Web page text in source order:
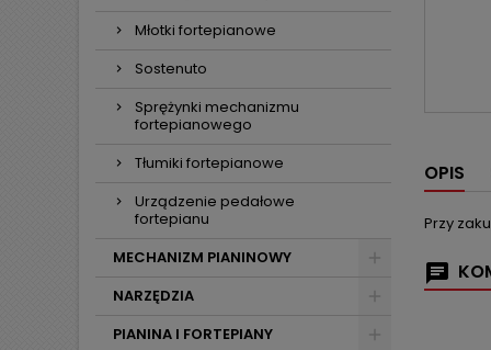
Młotki fortepianowe
Sostenuto
Sprężynki mechanizmu
fortepianowego
Tłumiki fortepianowe
Urządzenie pedałowe
fortepianu
MECHANIZM PIANINOWY
NARZĘDZIA
PIANINA I FORTEPIANY
OPIS
Przy